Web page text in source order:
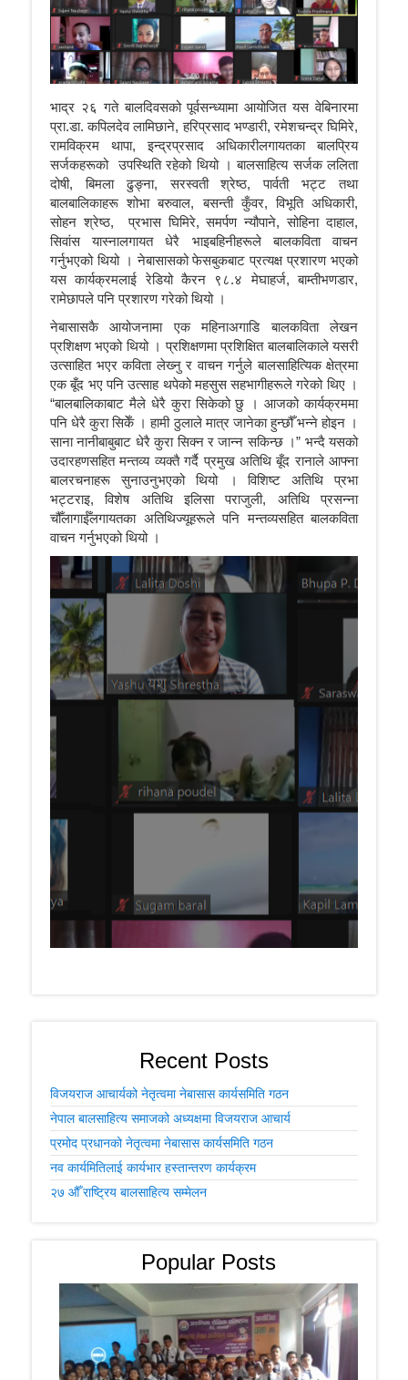
भाद्र २६ गते बालदिवसको पूर्वसन्ध्यामा आयोजित यस वेबिनारमा
प्रा.डा. कपिलदेव लामिछाने, हरिप्रसाद भण्डारी, रमेशचन्द्र घिमिरे,
रामविक्रम थापा, इन्द्रप्रसाद अधिकारीलगायतका बालप्रिय
सर्जकहरूको उपस्थिति रहेको थियो । बालसाहित्य सर्जक ललिता
दोषी, बिमला ढुङ्ना, सरस्वती श्रेष्ठ, पार्वती भट्ट तथा
बालबालिकाहरू शोभा बरुवाल, बसन्ती कुँवर, विभूति अधिकारी,
सोहन श्रेष्ठ, प्रभास घिमिरे, समर्पण न्यौपाने, सोहिना दाहाल,
सिवांस यास्नालगायत धेरै भाइबहिनीहरूले बालकविता वाचन
गर्नुभएको थियो । नेबासासको फेसबुकबाट प्रत्यक्ष प्रशारण भएको
यस कार्यक्रमलाई रेडियो कैरन ९८.४ मेघाहर्ज, बाम्तीभणडार,
रामेछापले पनि प्रशारण गरेको थियो ।
नेबासासकै आयोजनामा एक महिनाअगाडि बालकविता लेखन
प्रशिक्षण भएको थियो । प्रशिक्षणमा प्रशिक्षित बालबालिकाले यसरी
उत्साहित भएर कविता लेख्‍नु र वाचन गर्नुले बालसाहित्यिक क्षेत्रमा
एक बूँद भए पनि उत्साह थपेको महसुस सहभागीहरूले गरेको थिए ।
“बालबालिकाबाट मैले धेरै कुरा सिकेको छु । आजको कार्यक्रममा
पनि धेरै कुरा सिकेँ । हामी ठुलाले मात्र जानेका हुन्छौँ भन्ने होइन ।
साना नानीबाबुबाट धेरै कुरा सिक्न र जान्न सकिन्छ ।” भन्दै यसको
उदारहणसहित मन्तव्य व्यक्तै गर्दै प्रमुख अतिथि बूँद रानाले आफ्ना
बालरचनाहरू सुनाउनुभएको थियो । विशिष्ट अतिथि प्रभा
भट्टराइ, विशेष अतिथि इलिसा पराजुली, अतिथि प्रसन्ना
चौँलागाईँलगायतका अतिथिज्यूहरूले पनि मन्तव्यसहित बालकविता
वाचन गर्नुभएको थियो ।
Recent Posts
विजयराज आचार्यको नेतृत्वमा नेबासास कार्यसमिति गठन
नेपाल बालसाहित्य समाजको अध्यक्षमा विजयराज आचार्य
प्रमोद प्रधानको नेतृत्वमा नेबासास कार्यसमिति गठन
नव कार्यमितिलाई कार्यभार हस्तान्तरण कार्यक्रम
२७ औँ राष्ट्रिय बालसाहित्य सम्मेलन
Popular Posts